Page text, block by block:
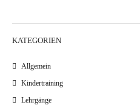
KATEGORIEN
Allgemein
Kindertraining
Lehrgänge